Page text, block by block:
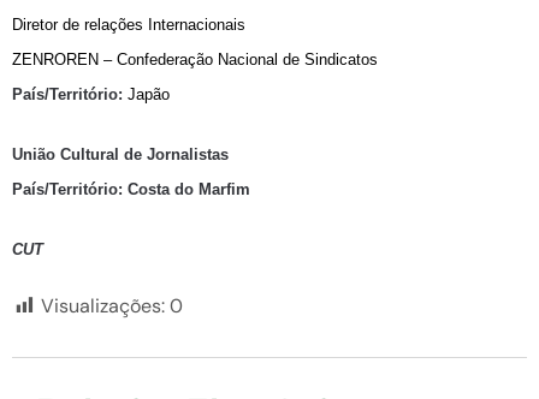
Diretor de relações Internacionais
ZENROREN – Confederação Nacional de Sindicatos
País/Território: Japão
União Cultural de Jornalistas
País/Território: Costa do Marfim
CUT
Visualizações:0